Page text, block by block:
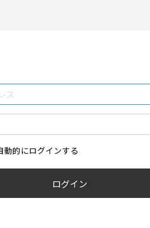
動的にログインする
ログイン